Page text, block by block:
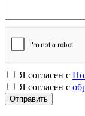
Я согласен с
Я согласен с